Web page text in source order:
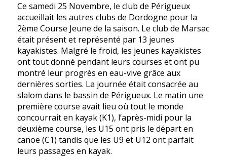
Ce samedi 25 Novembre, le club de Périgueux
accueillait les autres clubs de Dordogne pour la
2ème Course Jeune de la saison. Le club de Marsac
était présent et représenté par 13 jeunes
kayakistes. Malgré le froid, les jeunes kayakistes
ont tout donné pendant leurs courses et ont pu
montré leur progrès en eau-vive grâce aux
dernières sorties. La journée était consacrée au
slalom dans le bassin de Périgueux. Le matin une
première course avait lieu où tout le monde
concourrait en kayak (K1), l’après-midi pour la
deuxième course, les U15 ont pris le départ en
canoë (C1) tandis que les U9 et U12 ont parfait
leurs passages en kayak.